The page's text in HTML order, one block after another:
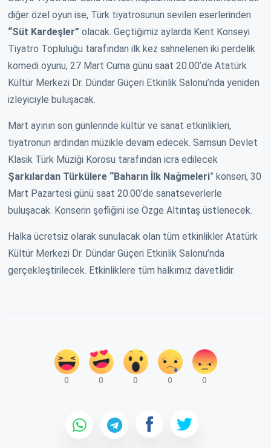
diğer özel oyun ise, Türk tiyatrosunun sevilen eserlerinden
“Süt Kardeşler” olacak. Geçtiğimiz aylarda Kent Konseyi
Tiyatro Topluluğu tarafından ilk kez sahnelenen iki perdelik
komedi oyunu, 27 Mart Cuma günü saat 20.00’de Atatürk
Kültür Merkezi Dr. Dündar Güçeri Etkinlik Salonu’nda yeniden
izleyiciyle buluşacak.
Mart ayının son günlerinde kültür ve sanat etkinlikleri,
tiyatronun ardından müzikle devam edecek. Samsun Devlet
Klasik Türk Müziği Korosu tarafından icra edilecek
Şarkılardan Türkülere “Baharın İlk Nağmeleri” konseri, 30
Mart Pazartesi günü saat 20.00’de sanatseverlerle
buluşacak. Konserin şefliğini ise Özge Altıntaş üstlenecek.
Halka ücretsiz olarak sunulacak olan tüm etkinlikler Atatürk
Kültür Merkezi Dr. Dündar Güçeri Etkinlik Salonu’nda
gerçekleştirilecek. Etkinliklere tüm halkımız davetlidir.
0 0 0 0 0